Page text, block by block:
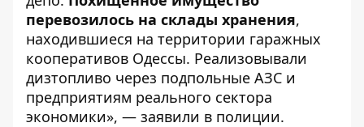
перевозилось на склады хранения,
находившиеся на территории гаражных
кооперативов Одессы. Реализовывали
дизтопливо через подпольные АЗС и
предприятиям реального сектора
экономики», — заявили в полиции.